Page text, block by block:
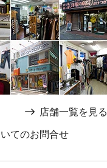
店舗一覧を見る
てのお問合せ